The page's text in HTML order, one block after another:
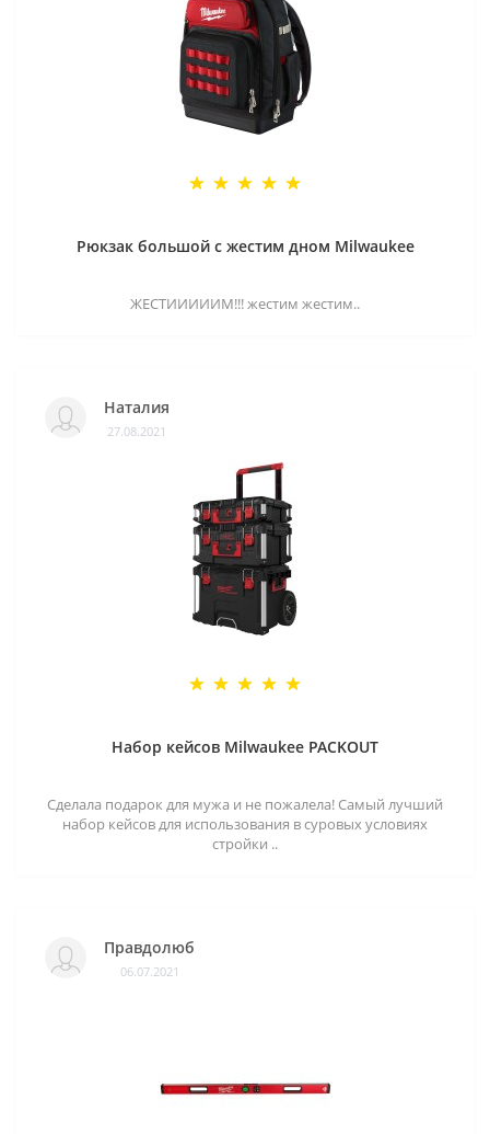
Рюкзак большой с жестим дном Milwaukee
ЖЕСТИИИИИМ!!! жестим жестим..
Наталия
27.08.2021
Набор кейсов Milwaukee PACKOUT
Сделала подарок для мужа и не пожалела! Самый лучший
набор кейсов для использования в суровых условиях
стройки ..
Правдолюб
06.07.2021